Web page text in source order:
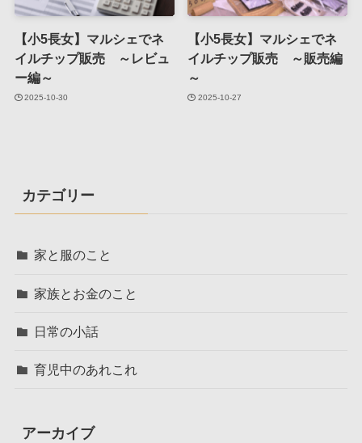
【小5長女】マルシェでネ
イルチップ販売 ～レビュ
ー編～
2025-10-30
【小5長女】マルシェでネ
イルチップ販売 ～販売編
～
2025-10-27
カテゴリー
家と服のこと
家族とお金のこと
日常の小話
育児中のあれこれ
アーカイブ